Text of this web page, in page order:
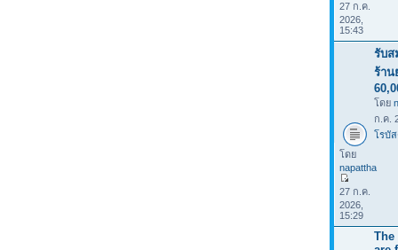
27 ก.ค.
2026,
15:43
รับส
ร้าน
โดย
ก.ค.
โรบั
โดย
napattha
27 ก.ค.
2026,
15:29